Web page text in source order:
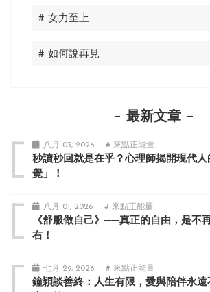
# 女力至上
# 如何說再見
最新文章
八月 03, 2026 # 來點正能量
秒讀秒回就是在乎？心理師揭開現代
覺」！
八月 01, 2026 # 來點正能量
《舒服做自己》──真正的自由，是不
右！
七月 29, 2026 # 來點正能量
鐘穎談善終：人生有限，愛與陪伴永